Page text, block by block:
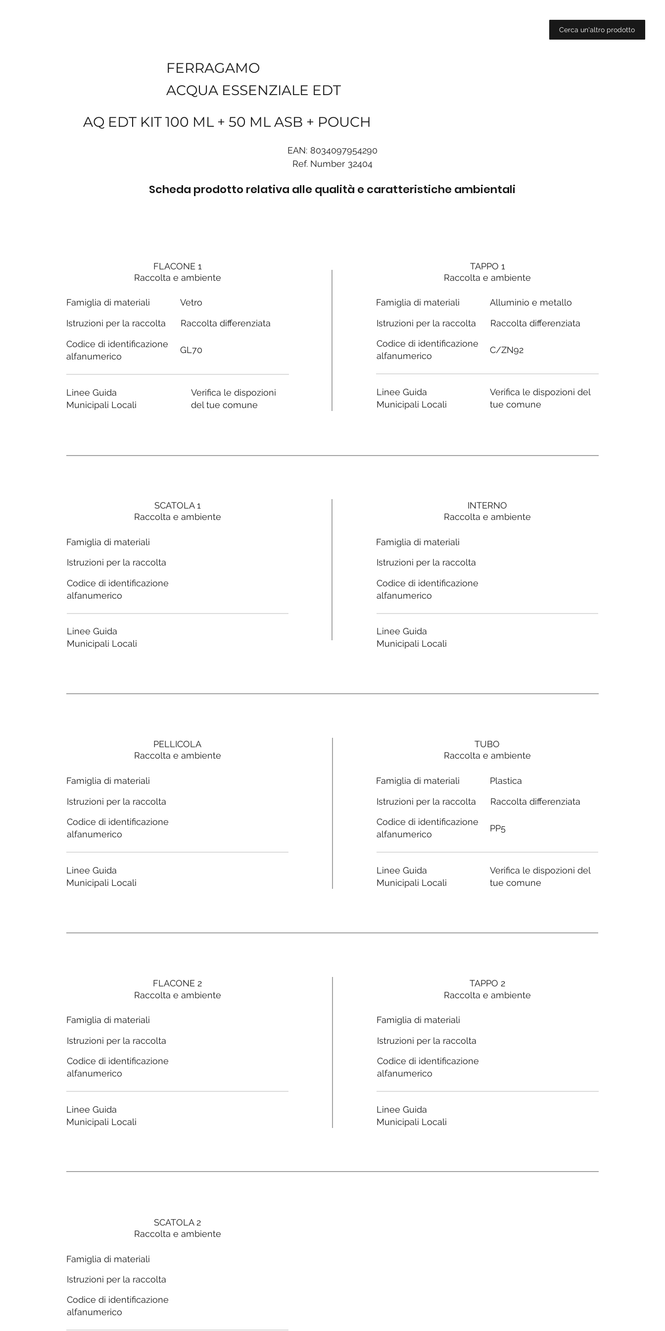
Cerca un'altro prodotto
FERRAGAMO
ACQUA ESSENZIALE EDT
AQ EDT KIT 100 ML + 50 ML ASB + POUCH
EAN: 8034097954290
Ref. Number 32404
Scheda prodotto relativa alle qualità e caratteristiche ambientali
FLACONE 1
Raccolta e ambiente
Famiglia di materiali
Istruzioni per la raccolta
Codice di identificazione
alfanumerico
Linee Guida
Municipali Locali
Vetro
Raccolta differenziata
GL70
Verifica le dispozioni
del tue comune
SCATOLA 1
Raccolta e ambiente
Famiglia di materiali
Istruzioni per la raccolta
Codice di identificazione
alfanumerico
Linee Guida
Municipali Locali
PELLICOLA
Raccolta e ambiente
Famiglia di materiali
Istruzioni per la raccolta
Codice di identificazione
alfanumerico
Linee Guida
Municipali Locali
FLACONE 2
Raccolta e ambiente
Famiglia di materiali
Istruzioni per la raccolta
Codice di identificazione
alfanumerico
Linee Guida
Municipali Locali
SCATOLA 2
Raccolta e ambiente
Famiglia di materiali
Istruzioni per la raccolta
Codice di identificazione
alfanumerico
TAPPO 1
Raccolta e ambiente
Famiglia di materiali
Istruzioni per la raccolta
Codice di identificazione
alfanumerico
Linee Guida
Municipali Locali
Alluminio e metallo
Raccolta differenziata
C/ZN92
Verifica le dispozioni del
tue comune
INTERNO
Raccolta e ambiente
Famiglia di materiali
Istruzioni per la raccolta
Codice di identificazione
alfanumerico
Linee Guida
Municipali Locali
TUBO
Raccolta e ambiente
Famiglia di materiali
Istruzioni per la raccolta
Codice di identificazione
alfanumerico
Linee Guida
Municipali Locali
Plastica
Raccolta differenziata
PP5
Verifica le dispozioni del
tue comune
TAPPO 2
Raccolta e ambiente
Famiglia di materiali
Istruzioni per la raccolta
Codice di identificazione
alfanumerico
Linee Guida
Municipali Locali